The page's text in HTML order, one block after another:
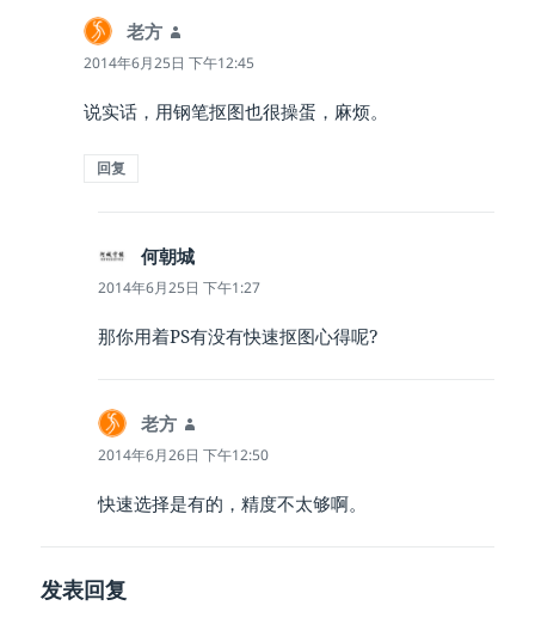
老方
道：
2014年6月25日 下午12:45
说实话，用钢笔抠图也很操蛋，麻烦。
回复
何朝城
道：
2014年6月25日 下午1:27
那你用着PS有没有快速抠图心得呢?
老方
道：
2014年6月26日 下午12:50
快速选择是有的，精度不太够啊。
发表回复